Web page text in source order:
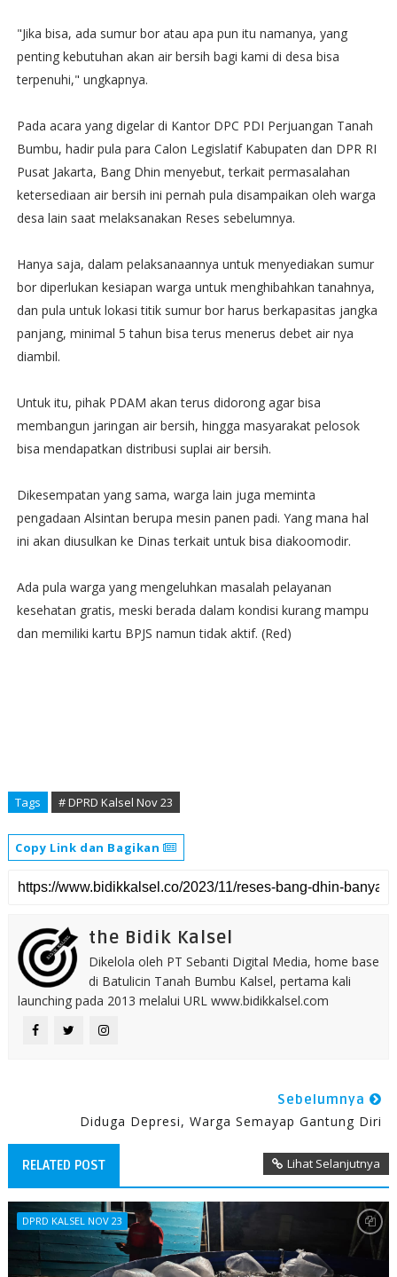
"Jika bisa, ada sumur bor atau apa pun itu namanya, yang
penting kebutuhan akan air bersih bagi kami di desa bisa
terpenuhi," ungkapnya.
Pada acara yang digelar di Kantor DPC PDI Perjuangan Tanah
Bumbu, hadir pula para Calon Legislatif Kabupaten dan DPR RI
Pusat Jakarta, Bang Dhin menyebut, terkait permasalahan
ketersediaan air bersih ini pernah pula disampaikan oleh warga
desa lain saat melaksanakan Reses sebelumnya.
Hanya saja, dalam pelaksanaannya untuk menyediakan sumur
bor diperlukan kesiapan warga untuk menghibahkan tanahnya,
dan pula untuk lokasi titik sumur bor harus berkapasitas jangka
panjang, minimal 5 tahun bisa terus menerus debet air nya
diambil.
Untuk itu, pihak PDAM akan terus didorong agar bisa
membangun jaringan air bersih, hingga masyarakat pelosok
bisa mendapatkan distribusi suplai air bersih.
Dikesempatan yang sama, warga lain juga meminta
pengadaan Alsintan berupa mesin panen padi. Yang mana hal
ini akan diusulkan ke Dinas terkait untuk bisa diakoomodir.
Ada pula warga yang mengeluhkan masalah pelayanan
kesehatan gratis, meski berada dalam kondisi kurang mampu
dan memiliki kartu BPJS namun tidak aktif. (Red)
Tags # DPRD Kalsel Nov 23
Copy Link dan Bagikan
the Bidik Kalsel
Dikelola oleh PT Sebanti Digital Media, home base
di Batulicin Tanah Bumbu Kalsel, pertama kali
launching pada 2013 melalui URL www.bidikkalsel.com
Sebelumnya
Diduga Depresi, Warga Semayap Gantung Diri
RELATED POST Lihat Selanjutnya
DPRD KALSEL NOV 23